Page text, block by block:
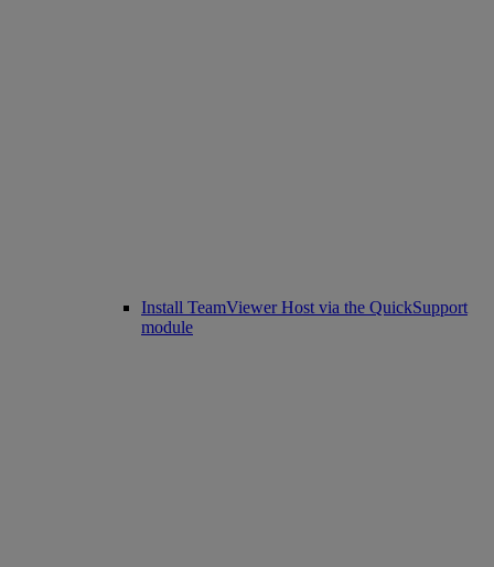
Install TeamViewer Host via the QuickSupport
module